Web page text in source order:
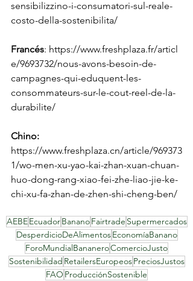
sensibilizzino-i-consumatori-sul-reale-
costo-della-sostenibilita/
Francés: https://www.freshplaza.fr/articl
e/9693732/nous-avons-besoin-de-
campagnes-qui-eduquent-les-
consommateurs-sur-le-cout-reel-de-la-
durabilite/
Chino:
https://www.freshplaza.cn/article/969373
1/wo-men-xu-yao-kai-zhan-xuan-chuan-
huo-dong-rang-xiao-fei-zhe-liao-jie-ke-
chi-xu-fa-zhan-de-zhen-shi-cheng-ben/
AEBEEcuadorBananoFairtrade Supermercados
DesperdicioDeAlimentosEconomíaBanano
ForoMundialBananeroComercioJusto
Sostenibilidad RetailersEuropeosPreciosJustos
FAO ProducciónSostenible